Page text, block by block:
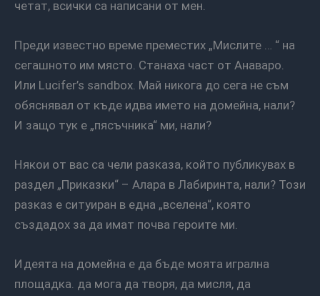
четат, всички са написани от мен.
Преди известно време преместих „Мислите … “ на
сегашното им място. Станаха част от Анаваро.
Или Lucifer’s sandbox. Май никога до сега не съм
обяснявал от къде идва името на домейна, нали?
И защо тук е „пясъчника“ ми, нали?
Някои от вас са чели разказа, който публикувах в
раздел „Приказки“ – Алара в Лабиринта, нали? Този
разказ е ситуиран в една „вселена“, която
създадох за да имат почва героите ми.
Идеята на домейна е да бъде моята игрална
площадка. да мога да творя, да мисля, да